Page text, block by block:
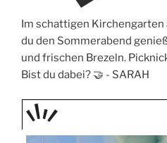
Im schattigen
du den Sommerabend
und frischen Brezeln.
Bist du dabei? 🤝 - SARAH
TAGE